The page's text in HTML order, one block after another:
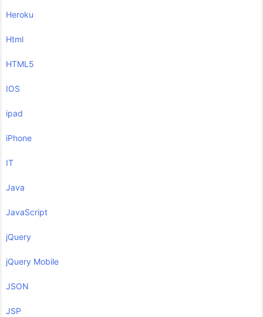
Heroku
Html
HTML5
IOS
ipad
iPhone
IT
Java
JavaScript
jQuery
jQuery Mobile
JSON
JSP